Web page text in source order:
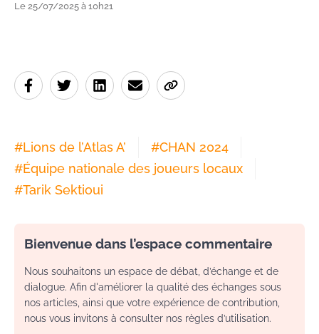
Le 25/07/2025 à 10h21
#Lions de l’Atlas A’ #CHAN 2024
#Équipe nationale des joueurs locaux
#Tarik Sektioui
Bienvenue dans l’espace commentaire
Nous souhaitons un espace de débat, d’échange et de
dialogue. Afin d'améliorer la qualité des échanges sous
nos articles, ainsi que votre expérience de contribution,
nous vous invitons à consulter nos règles d’utilisation.